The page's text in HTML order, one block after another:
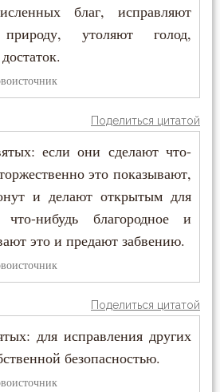
благ, исправляют
природу, утоляют голод,
Поделиться цитатой
если они сделают что-
это показывают,
и делают открытым для
нибудь благородное и
это и предают забвению.
Поделиться цитатой
для исправления других
безопасностью.